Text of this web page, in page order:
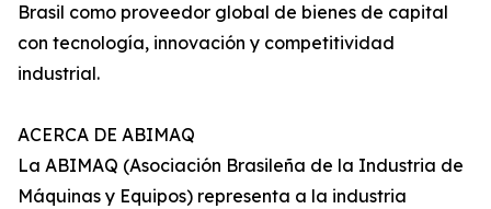
Brasil como proveedor global de bienes de capital
con tecnología, innovación y competitividad
industrial.
ACERCA DE ABIMAQ
La ABIMAQ (Asociación Brasileña de la Industria de
Máquinas y Equipos) representa a la industria